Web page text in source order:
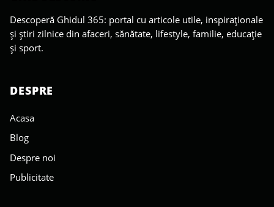
Descoperă Ghidul 365: portal cu articole utile, inspiraționale
și știri zilnice din afaceri, sănătate, lifestyle, familie, educație
și sport.
DESPRE
Acasa
Blog
Despre noi
Publicitate